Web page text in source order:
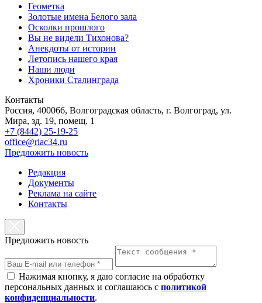
Геометка
Золотые имена Белого зала
Осколки прошлого
Вы не видели Тихонова?
Анекдоты от истории
Летопись нашего края
Наши люди
Хроники Сталинграда
Контакты
Россия, 400066, Волгоградская область, г. Волгоград, ул.
Мира, зд. 19, помещ. 1
+7 (8442) 25-19-25
office@riac34.ru
Предложить новость
Редакция
Документы
Реклама на сайте
Контакты
Предложить новость
Нажимая кнопку, я даю согласие на обработку
персональных данных и соглашаюсь с политикой
конфиденциальности.